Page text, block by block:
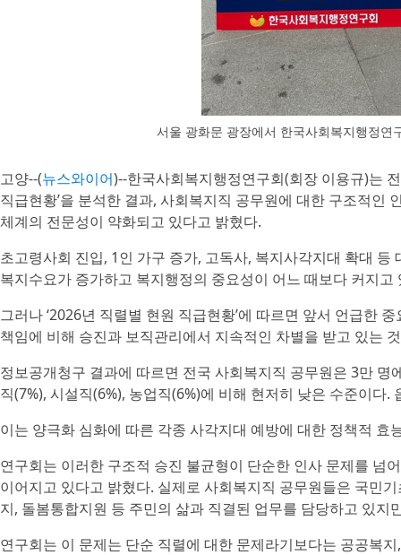
서울 광화문 광장에서 한국사회복지행정
고양--(뉴스와이어)--한국사회복지행정연구회(회장 이용규)는
직급현황’을 분석한 결과, 사회복지직 공무원에 대한 구조적
체계의 전문성이 약화되고 있다고 밝혔다.
초고령사회 진입, 1인 가구 증가, 고독사, 복지사각지대 확대
복지수요가 증가하고 복지행정의 중요성이 어느 때보다 커지고
그러나 ‘2026년 직렬별 현원 직급현황’에 따르면 앞서 언급한
책임에 비해 승진과 보직관리에서 지속적인 차별을 받고 있는
정보공개청구 결과에 따르면 전국 사회복지직 공무원은 3만
직(7%), 시설직(6%), 농업직(6%)에 비해 현저히 낮은 수준이
이는 양극화 심화에 따른 각종 사각지대 예방에 대한 정책적
연구회는 이러한 구조적 승진 불균형이 단순한 인사 문제를 넘
이어지고 있다고 밝혔다. 실제로 사회복지직 공무원들은 국민
지, 돌봄통합지원 등 주민의 삶과 직결된 업무를 담당하고 있
연구회는 이 문제는 단순 직렬에 대한 문제라기보다는 공공복